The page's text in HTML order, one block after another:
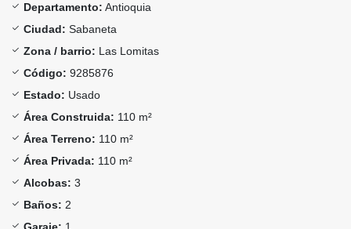
Departamento: Antioquia
Ciudad: Sabaneta
Zona / barrio: Las Lomitas
Código: 9285876
Estado: Usado
Área Construida: 110 m²
Área Terreno: 110 m²
Área Privada: 110 m²
Alcobas: 3
Baños: 2